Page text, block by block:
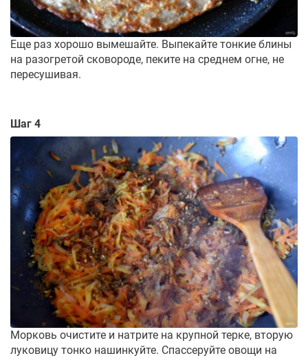
Еще раз хорошо вымешайте. Выпекайте тонкие блины
на разогретой сковороде, пеките на среднем огне, не
пересушивая.
Шаг 4
Морковь очистите и натрите на крупной терке, вторую
луковицу тонко нашинкуйте. Спассеруйте овощи на